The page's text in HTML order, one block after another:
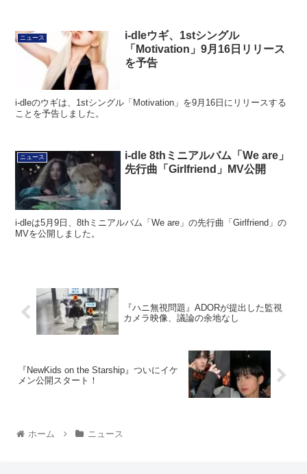
ニュース
i-dleウギ、1stシングル
「Motivation」9月16日リリース
を予告
i-dleのウギは、1stシングル「Motivation」を9月16日にリリースする
ことを予告しました。
ニュース
i-dle 8thミニアルバム「We are」
先行曲「Girlfriend」MV公開
i-dleは5月9日、8thミニアルバム「We are」の先行曲「Girlfriend」の
MVを公開しました。
『ハニ無視問題』ADORが提出した監視
カメラ映像、議論の余地なし
『NewKids on the Starship』ついにイケ
メン公開スタート！
ホーム ニュース